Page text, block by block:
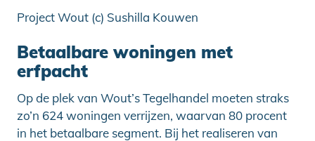
Project Wout (c) Sushilla Kouwen
Betaalbare woningen met
erfpacht
Op de plek van Wout’s Tegelhandel moeten straks
zo’n 624 woningen verrijzen, waarvan 80 procent
in het betaalbare segment. Bij het realiseren van